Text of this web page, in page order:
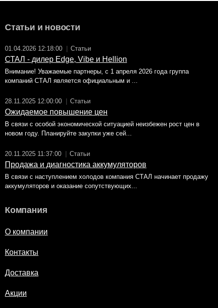
Статьи и новости
01.04.2026 12:18:00 Статьи
СТАЛ - дилер Edge, Vibe и Hellion
Внимание! Уважаемые партнеры, с 1 апреля 2026 года группа
компаний СТАЛ является официальным и ...
28.11.2025 12:00:00 Статьи
Ожидаемое повышение цен
В связи с особой экономической ситуацией неизбежен рост цен в
новом году. Планируйте закупки уже сей...
20.11.2025 11:37:00 Статьи
Продажа и диагностика аккумуляторов
В связи с наступлением холодов компания СТАЛ начинает продажу
аккумуляторов и оказание сопутствующих...
Компания
О компании
Контакты
Доставка
Акции